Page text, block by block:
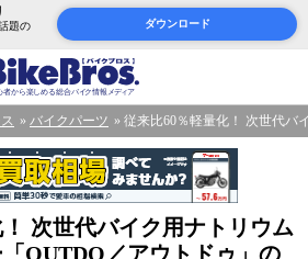
題の
ダウンロード
バイクパーツ 従来比60％軽量化！ 次世代バ
次世代バイク用ナトリウム
OUTDO／アウトドゥ」の